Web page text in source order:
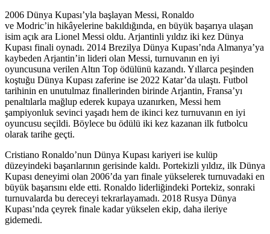
2006 Dünya Kupası’yla başlayan Messi, Ronaldo
ve Modric’in hikâyelerine bakıldığında, en büyük başarıya ulaşan
isim açık ara Lionel Messi oldu. Arjantinli yıldız iki kez Dünya
Kupası finali oynadı. 2014 Brezilya Dünya Kupası’nda Almanya’ya
kaybeden Arjantin’in lideri olan Messi, turnuvanın en iyi
oyuncusuna verilen Altın Top ödülünü kazandı. Yıllarca peşinden
koştuğu Dünya Kupası zaferine ise 2022 Katar’da ulaştı. Futbol
tarihinin en unutulmaz finallerinden birinde Arjantin, Fransa’yı
penaltılarla mağlup ederek kupaya uzanırken, Messi hem
şampiyonluk sevinci yaşadı hem de ikinci kez turnuvanın en iyi
oyuncusu seçildi. Böylece bu ödülü iki kez kazanan ilk futbolcu
olarak tarihe geçti.
Cristiano Ronaldo’nun Dünya Kupası kariyeri ise kulüp
düzeyindeki başarılarının gerisinde kaldı. Portekizli yıldız, ilk Dünya
Kupası deneyimi olan 2006’da yarı finale yükselerek turnuvadaki en
büyük başarısını elde etti. Ronaldo liderliğindeki Portekiz, sonraki
turnuvalarda bu dereceyi tekrarlayamadı. 2018 Rusya Dünya
Kupası’nda çeyrek finale kadar yükselen ekip, daha ileriye
gidemedi.